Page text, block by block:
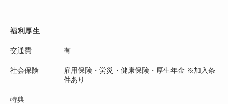
福利厚生
交通費 有
社会保険
雇用保険・労災・健康保険・厚生年金 ※加入条
件あり
特典